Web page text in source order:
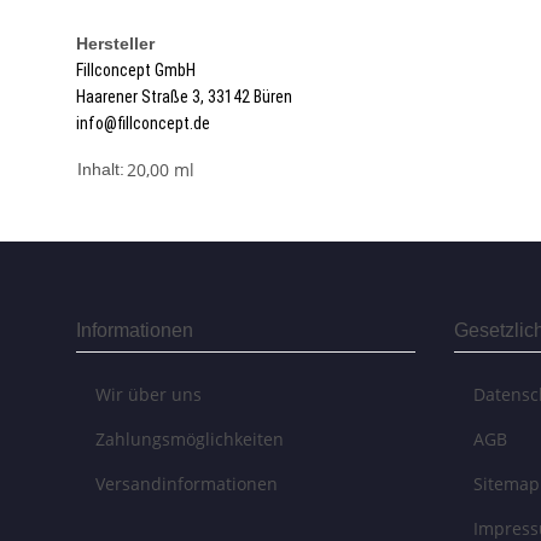
Hersteller
Fillconcept GmbH
Haarener Straße 3, 33142 Büren
info@fillconcept.de
Inhalt:20,00 ml
Informationen
Wir über uns
Zahlungsmöglichkeiten
Versandinformationen
AGB
Sitemap